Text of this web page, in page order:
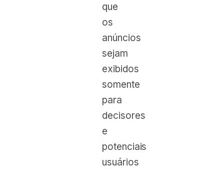
que
os
anúncios
sejam
exibidos
somente
para
decisores
e
potenciais
usuários